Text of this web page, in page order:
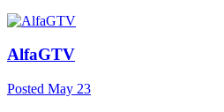
AlfaGTV
Posted May 23